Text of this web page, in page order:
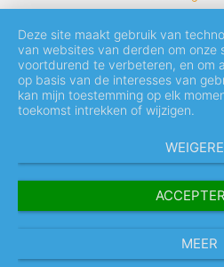
Deze site maakt gebruik van
van websites van derden om onze
voortdurend te verbeteren, en om
op basis van de interesses van
kan mijn toestemming op elk
toekomst intrekken of wijzigen.
MEER